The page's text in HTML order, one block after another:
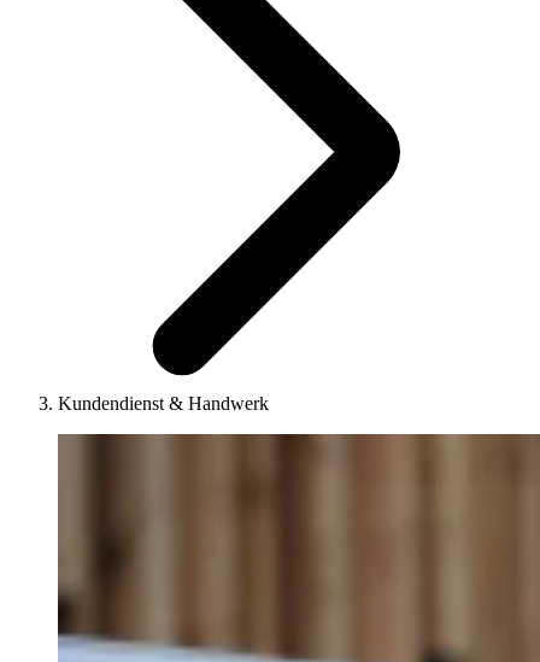
Kundendienst & Handwerk